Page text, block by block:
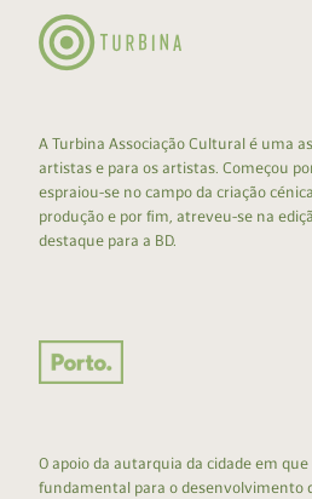
A Turbina Associação Cultural é uma
artistas e para os artistas. Começou
espraiou-se no campo da criação
produção e por fim, atreveu-se na
destaque para a BD.
O apoio da autarquia da cidade em
fundamental para o desenvolvimento